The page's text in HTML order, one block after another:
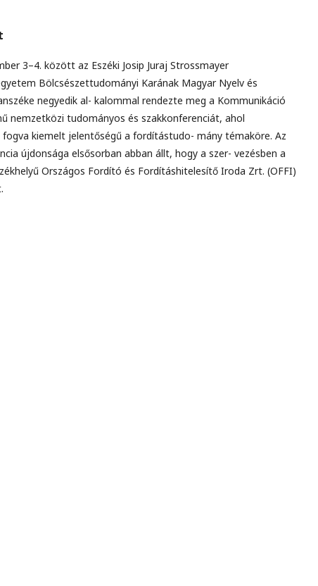
3–4. között az Eszéki Josip Juraj Strossmayer
Bölcsészettudományi Karának Magyar Nyelv és
negyedik al- kalommal rendezte meg a Kommunikáció
nemzetközi tudományos és szakkonferenciát, ahol
kiemelt jelentőségű a fordítástudo- mány témaköre. Az
újdonsága elsősorban abban állt, hogy a szer- vezésben a
Országos Fordító és Fordításhitelesítő Iroda Zrt. (OFFI)